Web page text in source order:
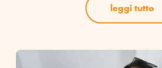
leggi tutto